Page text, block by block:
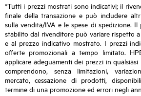
*Tutti i prezzi mostrati sono indicativi; il
finale della transazione e può includere
sulla vendita/IVA e le spese di spedizione.
stabilito dal rivenditore può variare rispetto
e al prezzo indicativo mostrato. I prezzi
offerte promozionali a tempo limitato.
applicare adeguamenti dei prezzi in
comprendono, senza limitazioni,
mercato, cessazione di prodotti,
termine di una promozione ed errori negli